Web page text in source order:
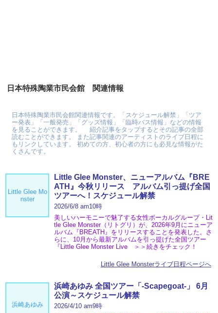
日本特殊陶業市民会館 関連情報
日本特殊陶業市民会館関連情報です。「スケジュール解禁」「ツア
ー発表」「一般発売」「グッズ情報」「臨時バス情報」などの情報
を見ることができます。 紹介記事をタップするとその記事の全部
読むことができます。 また記事関連のアーティストのライブ日程に
もリンクしています。 初めての方、初心者の方にも必見な情報がた
くさんです。
Little Glee Mo
nster
Little Glee Monster、ニューアルバム『BRE
ATH』今秋リリース アルバム引っ提げ全国
ツアーへ！スケジュール解禁
2026/6/8 am10時
美しいハーモニーで魅了する女性ボーカルグループ・Lit
tle Glee Monster（リトグリ）が、2026年9月にニューア
ルバム『BREATH』をリリースすることを発表した。さ
らに、10月から最新アルバムを引っ提げた全国ツアー
『Little Glee Monster Live ＞＞続きをチェック！
Little Glee Monsterライブ日程ページへ
浜崎あゆみ
浜崎あゆみ 全国ツアー「-Scapegoat-」 6月
公演～スケジュール解禁
2026/4/10 am9時